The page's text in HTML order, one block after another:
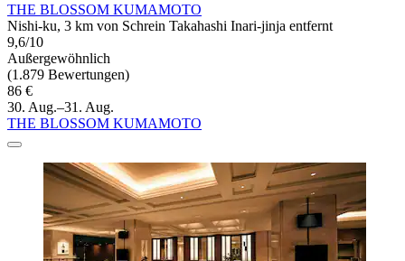
THE BLOSSOM KUMAMOTO
Nishi-ku, 3 km von Schrein Takahashi Inari-jinja entfernt
9,6/10
Außergewöhnlich
(1.879 Bewertungen)
86 €
30. Aug.–31. Aug.
THE BLOSSOM KUMAMOTO